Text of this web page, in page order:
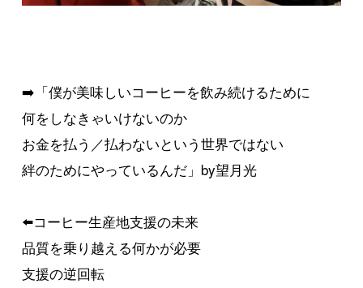
➡️「僕が美味しいコーヒーを飲み続けるために
何をしなきゃいけないのか
お金を払う／払わないという世界ではない
絆のためにやっているんだ」by望月光
⬅️コーヒー生産地支援の未来
品質を乗り越える何かが必要
支援の逆回転